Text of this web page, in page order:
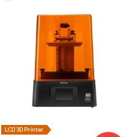
options
may
be
chosen
on
the
product
page
LCD 3D Printer